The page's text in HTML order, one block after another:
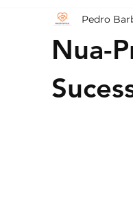
Nua-
Pedro